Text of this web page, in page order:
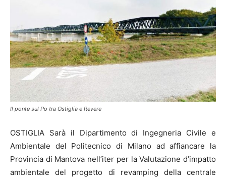
Il ponte sul Po tra Ostiglia e Revere
OSTIGLIA Sarà il Dipartimento di Ingegneria Civile e
Ambientale del Politecnico di Milano ad affiancare la
Provincia di Mantova nell’iter per la Valutazione d’impatto
ambientale del progetto di revamping della centrale